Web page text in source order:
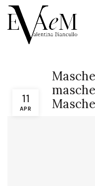
11
APR